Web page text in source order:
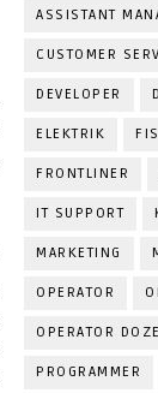
ASSISTANT
CUSTOMER
DEVELOPER
ELEKTRIK
FRONTLINER
IT SUPPORT
MARKETING
OPERATOR
OPERATOR
PROGRAMMER